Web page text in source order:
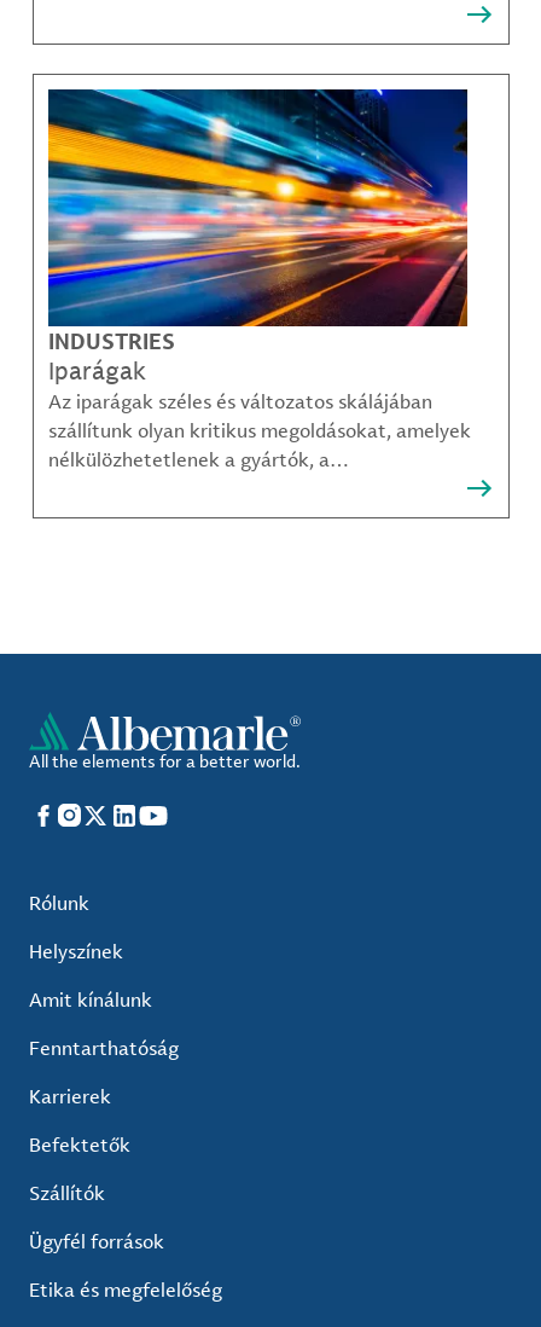
legösszetettebb kihívásai is sikerrel leküzdhetők.
INDUSTRIES
Iparágak
Az iparágak széles és változatos skálájában
szállítunk olyan kritikus megoldásokat, amelyek
nélkülözhetetlenek a gyártók, a
kompozit-anyag készítők és mások számára.
All the elements for a better world.
Facebook
Instagram
X LinkedIn
YouTube
Rólunk
Helyszínek
Amit kínálunk
Fenntarthatóság
Karrierek
Befektetők
Szállítók
Ügyfél források
Etika és megfelelőség